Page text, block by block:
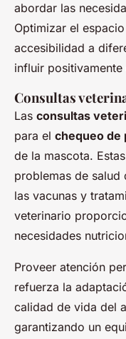
abordar las
Optimizar el
accesibilidad a
influir
Consultas
Las consultas
para el chequeo de
de la mascota.
problemas de
las vacunas y
veterinario
necesidades
Proveer atención
refuerza la
calidad de vida del
garantizando un